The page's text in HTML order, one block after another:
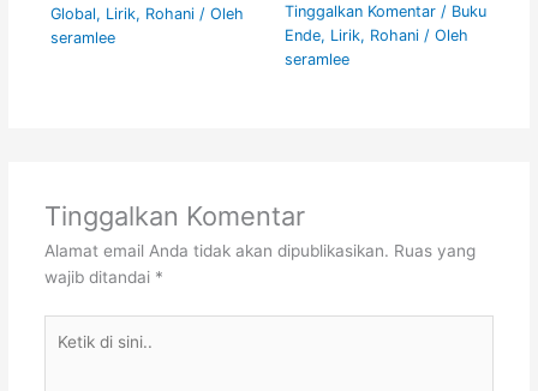
Global, Lirik, Rohani/ Oleh
seramlee
Tinggalkan Komentar / Buku
Ende, Lirik, Rohani/ Oleh
seramlee
Tinggalkan Komentar
Alamat email Anda tidak akan dipublikasikan. Ruas yang
wajib ditandai *